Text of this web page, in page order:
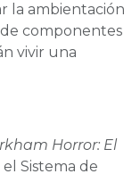
la ambientación
componentes
vivir una
Horror: El
Sistema de